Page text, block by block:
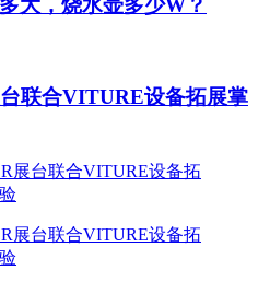
大，烧水壶多少W？
联合VITURE设备拓展掌